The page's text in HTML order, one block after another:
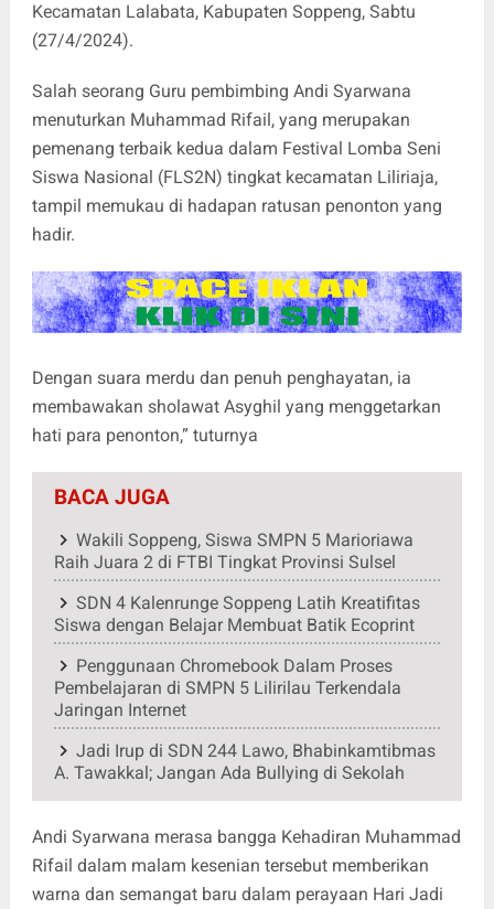
Kecamatan Lalabata, Kabupaten Soppeng, Sabtu
(27/4/2024).
Salah seorang Guru pembimbing Andi Syarwana
menuturkan Muhammad Rifail, yang merupakan
pemenang terbaik kedua dalam Festival Lomba Seni
Siswa Nasional (FLS2N) tingkat kecamatan Liliriaja,
tampil memukau di hadapan ratusan penonton yang
hadir.
Dengan suara merdu dan penuh penghayatan, ia
membawakan sholawat Asyghil yang menggetarkan
hati para penonton,” tuturnya
BACA JUGA
Wakili Soppeng, Siswa SMPN 5 Marioriawa
Raih Juara 2 di FTBI Tingkat Provinsi Sulsel
SDN 4 Kalenrunge Soppeng Latih Kreatifitas
Siswa dengan Belajar Membuat Batik Ecoprint
Penggunaan Chromebook Dalam Proses
Pembelajaran di SMPN 5 Lilirilau Terkendala
Jaringan Internet
Jadi Irup di SDN 244 Lawo, Bhabinkamtibmas
A. Tawakkal; Jangan Ada Bullying di Sekolah
Andi Syarwana merasa bangga Kehadiran Muhammad
Rifail dalam malam kesenian tersebut memberikan
warna dan semangat baru dalam perayaan Hari Jadi